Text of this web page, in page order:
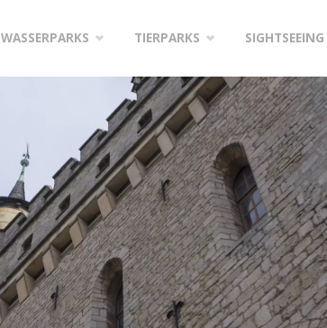
WASSERPARKS TIERPARKS SIGHTSEEING